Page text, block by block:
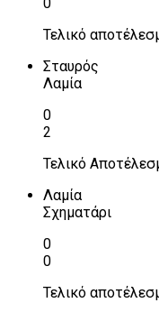
Τελικό
Σταυρός
Λαμία
0
2
Τελικό
Λαμία
Σχηματάρι
0
0
Τελικό